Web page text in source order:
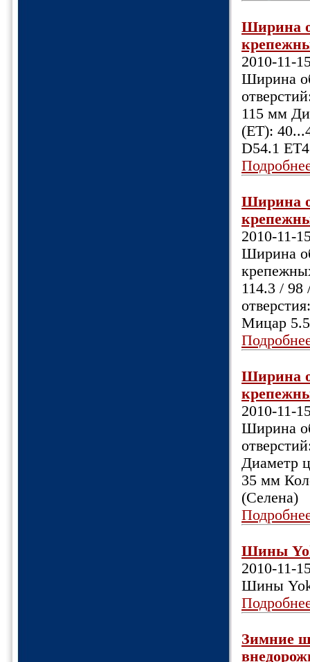
Ширина
2010-11-
Ширина
115 мм
(ET):
D54.1
Ширина
2010-11-
Ширина
114.3 / 98
Мицар
Ширина
2010-11-
Ширина
Диаметр
35 мм
(Селена)
Шины
2010-11-
Шины
Зимние